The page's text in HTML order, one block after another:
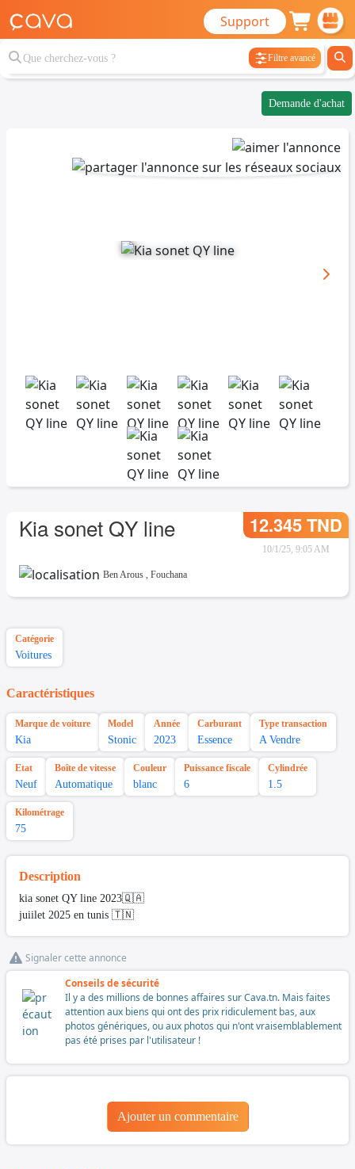
Support
Filtre avancé
Demande d'achat
Kia sonet QY line 12.345 TND
10/1/25, 9:05 AM
Ben Arous , Fouchana
Catégorie
Voitures
Caractéristiques
Marque de voiture
Kia
Model
Stonic
Année
2023
Carburant
Essence
Type transaction
A Vendre
Etat
Neuf
Boîte de vitesse
Automatique
Couleur
blanc
Puissance fiscale
6
Cylindrée
1.5
Kilométrage
75
Description
kia sonet QY line 2023🇶🇦
juiilet 2025 en tunis 🇹🇳
Signaler cette annonce
Conseils de sécurité
Il y a des millions de bonnes affaires sur Cava.tn. Mais faites
attention aux biens qui ont des prix ridiculement bas, aux
photos génériques, ou aux photos qui n'ont vraisemblablement
pas été prises par l'utilisateur !
Ajouter un commentaire